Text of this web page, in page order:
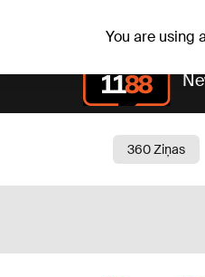
You are using
360 Ziņas